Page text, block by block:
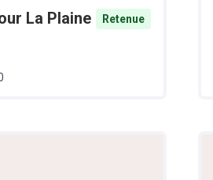
La Plaine Retenue